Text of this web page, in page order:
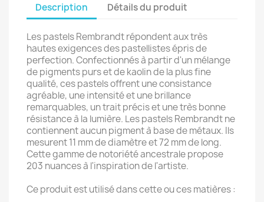
Description Détails du produit
Les pastels Rembrandt répondent aux très
hautes exigences des pastellistes épris de
perfection. Confectionnés à partir d'un mélange
de pigments purs et de kaolin de la plus fine
qualité, ces pastels offrent une consistance
agréable, une intensité et une brillance
remarquables, un trait précis et une très bonne
résistance à la lumière. Les pastels Rembrandt ne
contiennent aucun pigment à base de métaux. Ils
mesurent 11 mm de diamètre et 72 mm de long.
Cette gamme de notoriété ancestrale propose
203 nuances à l'inspiration de l'artiste.
Ce produit est utilisé dans cette ou ces matières :